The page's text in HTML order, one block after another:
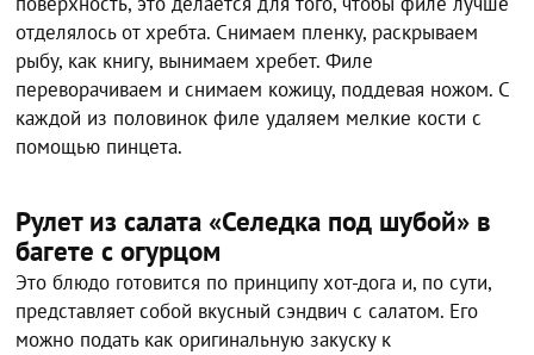
отделялось от хребта. Снимаем пленку, раскрываем
рыбу, как книгу, вынимаем хребет. Филе
переворачиваем и снимаем кожицу, поддевая ножом. С
каждой из половинок филе удаляем мелкие кости с
помощью пинцета.
Рулет из салата «Селедка под шубой» в
багете с огурцом
Это блюдо готовится по принципу хот-дога и, по сути,
представляет собой вкусный сэндвич с салатом. Его
можно подать как оригинальную закуску к